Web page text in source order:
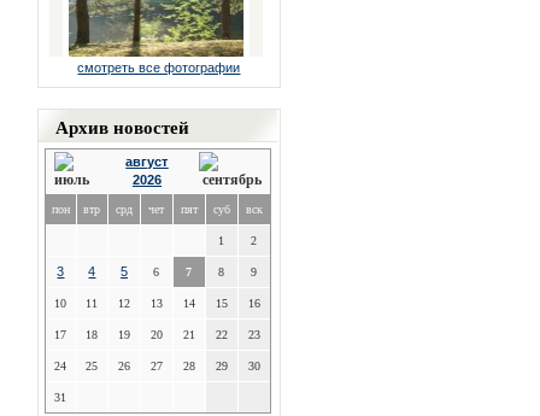
смотреть все фотографии
Архив новостей
август
2026
пон втр срд чет пят суб вск
1 2
3 4 5 6 7 8 9
10 11 12 13 14 15 16
17 18 19 20 21 22 23
24 25 26 27 28 29 30
31